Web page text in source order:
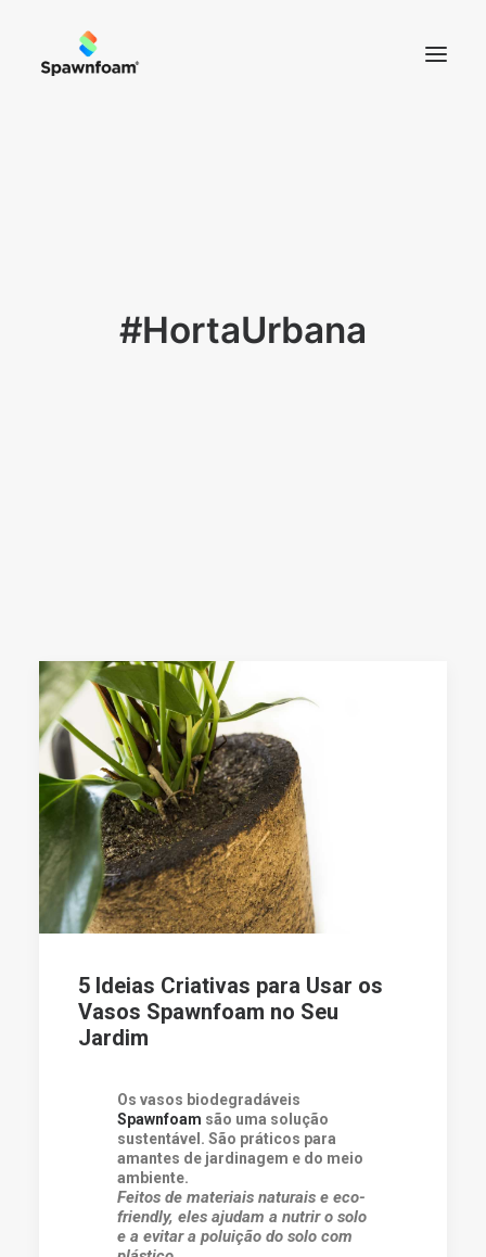
#HortaUrbana
5 Ideias Criativas para Usar os
Vasos Spawnfoam no Seu
Jardim
Os vasos biodegradáveis
Spawnfoam são uma solução
sustentável. São práticos para
amantes de jardinagem e do meio
ambiente.
Feitos de materiais naturais e eco-
friendly, eles ajudam a nutrir o solo
e a evitar a poluição do solo com